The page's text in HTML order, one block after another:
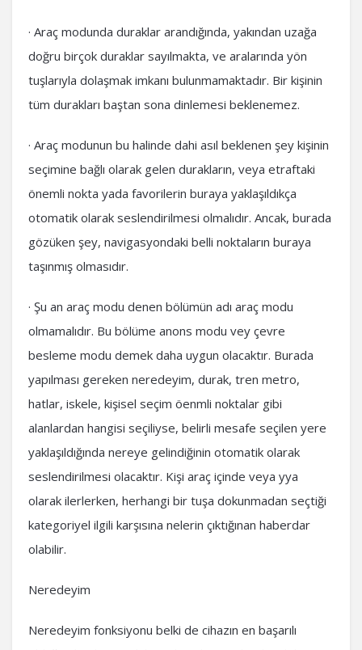
· Araç modunda duraklar arandığında, yakından uzağa
doğru birçok duraklar sayılmakta, ve aralarında yön
tuşlarıyla dolaşmak imkanı bulunmamaktadır. Bir kişinin
tüm durakları baştan sona dinlemesi beklenemez.
· Araç modunun bu halinde dahi asıl beklenen şey kişinin
seçimine bağlı olarak gelen durakların, veya etraftaki
önemli nokta yada favorilerin buraya yaklaşıldıkça
otomatik olarak seslendirilmesi olmalıdır. Ancak, burada
gözüken şey, navigasyondaki belli noktaların buraya
taşınmış olmasıdır.
· Şu an araç modu denen bölümün adı araç modu
olmamalıdır. Bu bölüme anons modu vey çevre
besleme modu demek daha uygun olacaktır. Burada
yapılması gereken neredeyim, durak, tren metro,
hatlar, iskele, kişisel seçim öenmli noktalar gibi
alanlardan hangisi seçiliyse, belirli mesafe seçilen yere
yaklaşıldığında nereye gelindiğinin otomatik olarak
seslendirilmesi olacaktır. Kişi araç içinde veya yya
olarak ilerlerken, herhangi bir tuşa dokunmadan seçtiği
kategoriyel ilgili karşısına nelerin çıktığınan haberdar
olabilir.
Neredeyim
Neredeyim fonksiyonu belki de cihazın en başarılı